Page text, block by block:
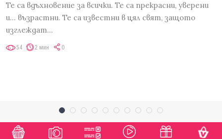
Те са вдъхновение за всички. Те са прекрасни, уверени
и... възрастни. Те са известни в цял свят, защото
изглеждат…
54 2 мин 0